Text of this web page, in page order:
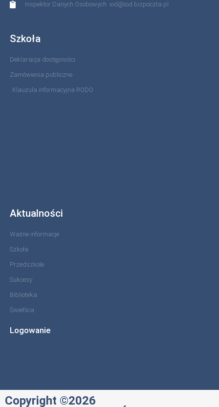
Inspektor Danych Osobowych: iod@iod.bizpoczta.pl
Szkoła
Deklaracja dostępności
Zamówienia publiczne
Klauzula informacyjna RODO
Aktualności
Ważne informacje
Szkoła
Przedszkole
Sukcesy
Biblioteka
Świetlica
Logowanie
Copyright ©2026